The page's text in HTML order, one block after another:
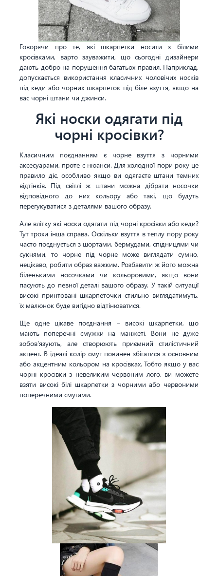
Говорячи про те, які шкарпетки носити з білими
кросівками, варто зауважити, що сьогодні дизайнери
дають добро на порушення багатьох правил. Наприклад,
допускається використання класичних чоловічих носків
під кеди або чорних шкарпеток під біле взуття, якщо на
вас чорні штани чи джинси.
Які носки одягати під
чорні кросівки?
Класичним поєднанням є чорне взуття з чорними
аксесуарами, проте є нюанси. Для холодної пори року це
правило діє, особливо якщо ви одягаєте штани темних
відтінків. Під світлі ж штани можна дібрати носочки
відповідного до них кольору або такі, що будуть
перегукуватися з деталями вашого образу.
Але влітку які носки одягати під чорні кросівки або кеди?
Тут трохи інша справа. Оскільки взуття в теплу пору року
часто поєднується з шортами, бермудами, спідницями чи
сукнями, то чорне під чорне може виглядати сумно,
нецікаво, робити образ важким. Розбавити ж його можна
біленькими носочками чи кольоровими, якщо вони
пасують до певної деталі вашого образу. У такій ситуації
високі принтовані шкарпеточки стильно виглядатимуть,
їх малюнок буде вигідно відтінюватися.
Ще одне цікаве поєднання – високі шкарпетки, що
мають поперечні смужки на манжеті. Вони не дуже
зобов'язують, але створюють приємний стилістичний
акцент. В ідеалі колір смуг повинен збігатися з основним
або акцентним кольором на кросівках. Тобто якщо у вас
чорні кросівки з невеликим червоним лого, ви можете
взяти високі білі шкарпетки з чорними або червоними
поперечними смугами.